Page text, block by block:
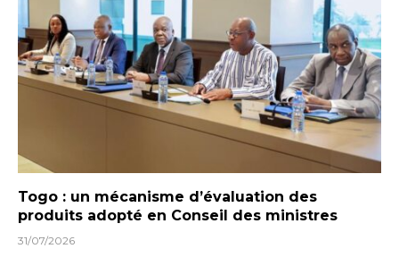
Togo : un mécanisme d’évaluation des
produits adopté en Conseil des ministres
31/07/2026